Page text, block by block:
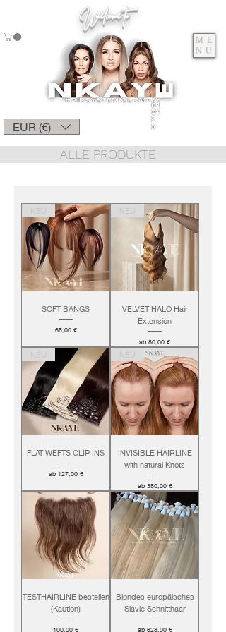
ME
NU
Welcome to
EUR (€)
ALLE PRODUKTE
NEU
SOFT BANGS
Preis
65,00 €
NEU
VELVET HALO Hair
Extension
ab 80,00 €
Sale-Preis
NEU
FLAT WEFTS CLIP INS
ab 127,00 €
Sale-Preis
NEU
INVISIBLE HAIRLINE
with natural Knots
ab 350,00 €
Sale-Preis
TESTHAIRLINE bestellen
(Kaution)
Preis
100,00 €
Blondes europäisches
Slavic Schnitthaar
ab 628,00 €
Sale-Preis